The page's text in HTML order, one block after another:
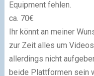
Equipment fehlen.
ca. 70€
Ihr könnt an meiner
zur Zeit alles um
allerdings nicht
beide Plattformen sein